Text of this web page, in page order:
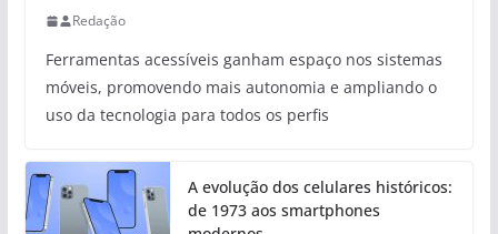
Redação
Ferramentas acessíveis ganham espaço nos sistemas
móveis, promovendo mais autonomia e ampliando o
uso da tecnologia para todos os perfis
A evolução dos celulares históricos:
de 1973 aos smartphones